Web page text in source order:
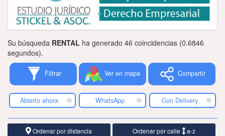
datos
Publicidad
Tiendacores
Contactenos
Su búsqueda RENTAL ha generado 46 coincidencias (0.6846
segundos).
Filtrar Ver en mapa Compartir
Abierto ahora WhatsApp Con Delivery
Ordenar por distancia Ordenar por calle a-z